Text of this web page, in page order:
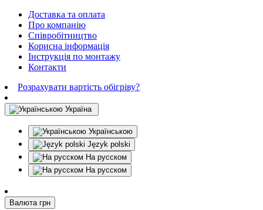
Доставка та оплата
Про компанію
Співробітництво
Корисна інформація
Інструкція по монтажу
Контакти
Розрахувати вартість обігріву?
Україна
Українською
Język polski
На русском
На русском
Валюта грн